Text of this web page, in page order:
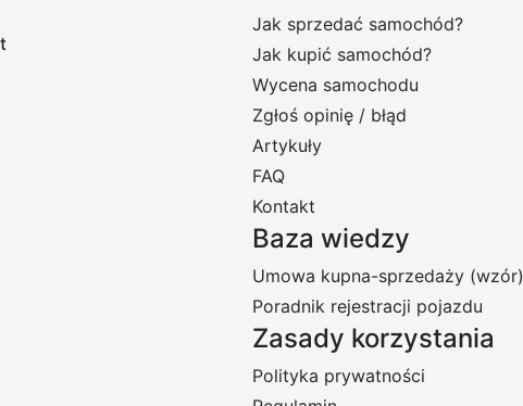
Jak sprzedać samochód?
Jak kupić samochód?
Wycena samochodu
Zgłoś opinię / błąd
Artykuły
FAQ
Kontakt
Baza wiedzy
Umowa kupna-sprzedaży (wzór)
Poradnik rejestracji pojazdu
Zasady korzystania
Polityka prywatności